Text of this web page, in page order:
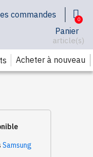
commandes
Panier
article(s)
Acheter à nouveau
Samsung